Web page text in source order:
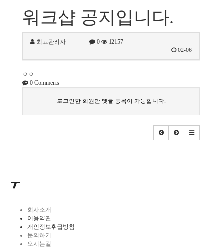
워크샵 공지입니다.
최고관리자 0
12157
02-06
ㅇㅇ
0 Comments
로그인한 회원만 댓글 등록이 가능합니다.
회사소개
이용약관
개인정보취급방침
문의하기
오시는길